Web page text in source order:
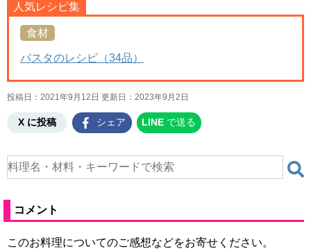
人気レシピ集
食材
パスタのレシピ（34品）
投稿日：2021年9月12日 更新日： 2023年9月2日
X に投稿 シェア LINE で送る
コメント
このお料理についてのご感想などをお寄せください。